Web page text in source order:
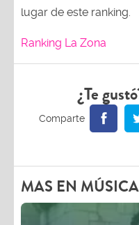
lugar de este ranking.
Ranking La Zona
¿Te
MAS EN MÚSICA